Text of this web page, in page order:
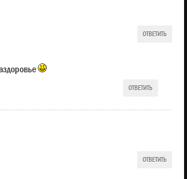
ОТВЕТИТЬ
ОТВЕТИТЬ
ОТВЕТИТЬ